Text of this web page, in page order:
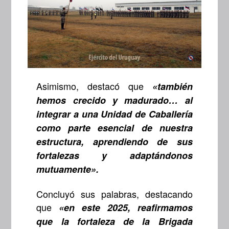
Asimismo, destacó que «también
hemos crecido y madurado… al
integrar a una Unidad de Caballería
como parte esencial de nuestra
estructura, aprendiendo de sus
fortalezas y adaptándonos
mutuamente».
Concluyó sus palabras, destacando
que «en este 2025, reafirmamos
que la fortaleza de la Brigada